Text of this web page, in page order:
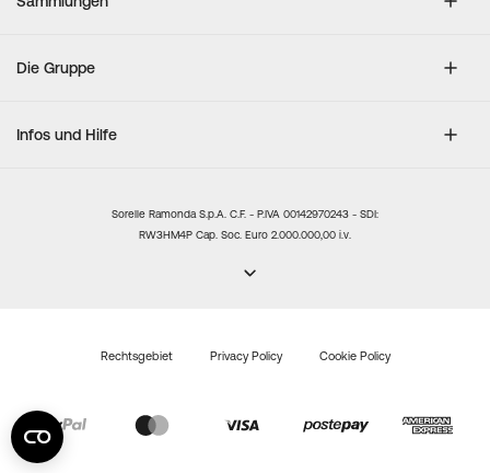
Die Gruppe
Infos und Hilfe
Sorelle Ramonda S.p.A. C.F. - P.IVA 00142970243 - SDI:
RW3HM4P Cap. Soc. Euro 2.000.000,00 i.v.
Rechtsgebiet Privacy Policy Cookie Policy